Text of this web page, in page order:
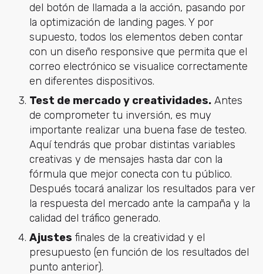
del botón de llamada a la acción, pasando por
la optimización de landing pages. Y por
supuesto, todos los elementos deben contar
con un diseño responsive que permita que el
correo electrónico se visualice correctamente
en diferentes dispositivos.
Test de mercado y creatividades.Antes
de comprometer tu inversión, es muy
importante realizar una buena fase de testeo.
Aquí tendrás que probar distintas variables
creativas y de mensajes hasta dar con la
fórmula que mejor conecta con tu público.
Después tocará analizar los resultados para ver
la respuesta del mercado ante la campaña y la
calidad del tráfico generado.
Ajustes finales de la creatividad y el
presupuesto (en función de los resultados del
punto anterior).